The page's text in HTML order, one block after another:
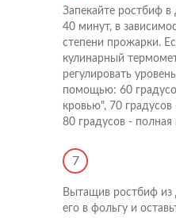
Запекайте ростбиф в
40 минут, в
степени прожарки.
кулинарный
регулировать
помощью: 60
кровью", 70
80 градусов -
7
Вытащив ростбиф из
его в фольгу и
Напишите нам
Мы открыты для любых
Подпишитесь на
Мы будем присылать